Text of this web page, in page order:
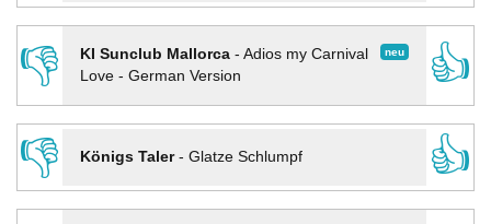
👎
neu
KI Sunclub Mallorca- Adios my Carnival
Love - German Version
👍
👎
Königs Taler- Glatze Schlumpf
👍